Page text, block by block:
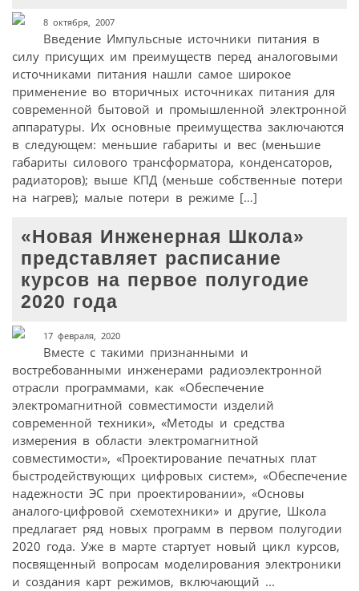
8 октября, 2007
Введение Импульсные источники питания в
силу присущих им преимуществ перед аналоговыми
источниками питания нашли самое широкое
применение во вторичных источниках питания для
современной бытовой и промышленной электронной
аппаратуры. Их основные преимущества заключаются
в следующем: меньшие габариты и вес (меньшие
габариты силового трансформатора, конденсаторов,
радиаторов); выше КПД (меньше собственные потери
на нагрев); малые потери в режиме […]
«Новая Инженерная Школа»
представляет расписание
курсов на первое полугодие
2020 года
17 февраля, 2020
Вместе с такими признанными и
востребованными инженерами радиоэлектронной
отрасли программами, как «Обеспечение
электромагнитной совместимости изделий
современной техники», «Методы и средства
измерения в области электромагнитной
совместимости», «Проектирование печатных плат
быстродействующих цифровых систем», «Обеспечение
надежности ЭС при проектировании», «Основы
аналого-цифровой схемотехники» и другие, Школа
предлагает ряд новых программ в первом полугодии
2020 года. Уже в марте стартует новый цикл курсов,
посвященный вопросам моделирования электроники
и создания карт режимов, включающий ...